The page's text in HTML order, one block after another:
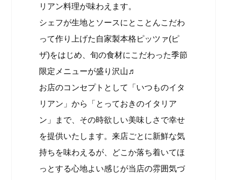
リアン料理が味わえます。
シェフが生地とソースにとことんこだわ
って作り上げた自家製本格ピッツァ(ピ
ザ)をはじめ、旬の食材にこだわった季節
限定メニューが盛り沢山♬
お店のコンセプトとして「いつものイタ
リアン」から「とっておきのイタリア
ン」まで、その時欲しい美味しさで幸せ
を提供いたします。来店ごとに新鮮な気
持ちを味わえるが、どこか落ち着いてほ
っとする心地よい感じが当店の雰囲気づ